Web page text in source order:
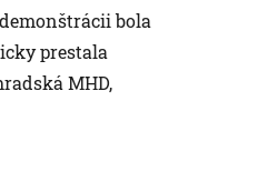
bola
prestala
MHD,